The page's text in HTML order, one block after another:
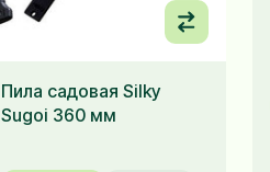
Пила садовая Silky
Sugoi 360 мм